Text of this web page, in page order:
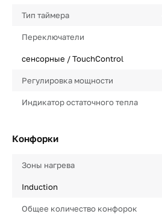
Тип таймера
Переключатели
сенсорные / TouchControl
Регулировка мощности
Индикатор остаточного тепла
Конфорки
Зоны нагрева
Induction
Общее количество конфорок